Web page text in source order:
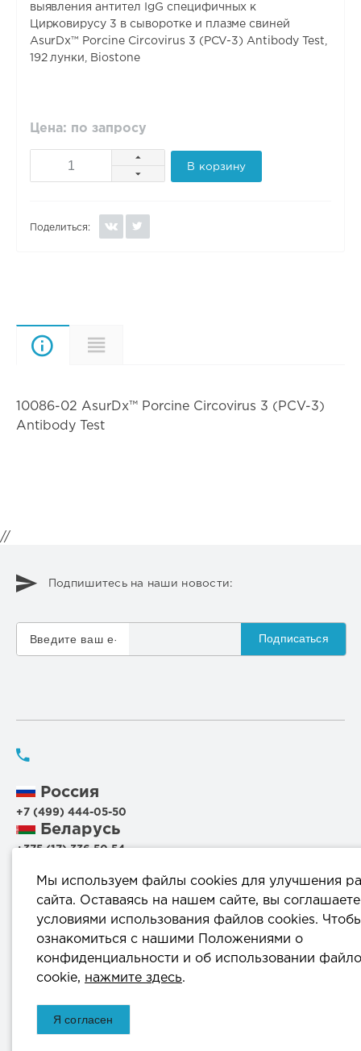
выявления антител IgG специфичных к
Цирковирусу 3 в сыворотке и плазме свиней
AsurDx™ Porcine Circovirus 3 (PCV-3) Antibody Test,
192 лунки, Biostone
Цена: по запросу
В корзину
Поделиться:
Описание
10086-02 AsurDx™ Porcine Circovirus 3 (PCV-3)
Antibody Test
//
Подпишитесь на наши новости:
Подписаться
Россия
+7 (499) 444-05-50
Беларусь
+375 (17) 336 50 54
+375 (44) 711 95 56
220114, г.Минск, ул.Филимонова, 25Г, пом.1000
info@komprod.com
ОДО «КомПродСервис» © 2025
Мы используем файлы cookies для улучшения
сайта. Оставаясь на нашем сайте, вы
условиями использования файлов cookies.
ознакомиться с нашими Положениями о
конфиденциальности и об использовании
cookie, нажмите здесь.
Я согласен